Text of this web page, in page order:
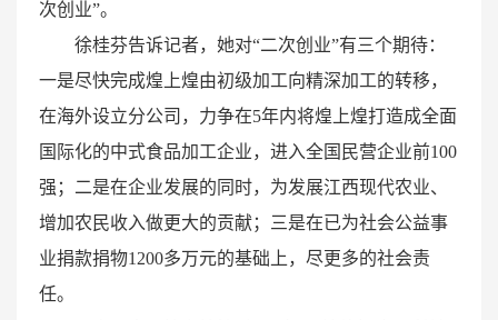
次创业”。
徐桂芬告诉记者，她对“二次创业”有三个期待：
一是尽快完成煌上煌由初级加工向精深加工的转移，
在海外设立分公司，力争在5年内将煌上煌打造成全面
国际化的中式食品加工企业，进入全国民营企业前100
强；二是在企业发展的同时，为发展江西现代农业、
增加农民收入做更大的贡献；三是在已为社会公益事
业捐款捐物1200多万元的基础上，尽更多的社会责
任。